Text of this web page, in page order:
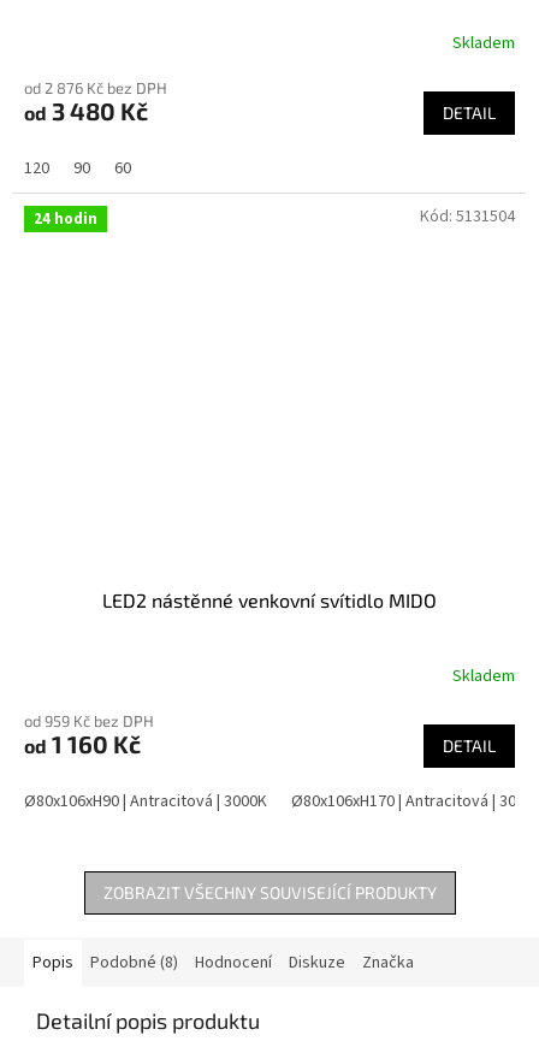
Skladem
od 2 876 Kč bez DPH
od 3 480 Kč DETAIL
120 90 60
24 hodin
LED2 nástěnné venkovní svítidlo MIDO
Skladem
od 959 Kč bez DPH
od 1 160 Kč DETAIL
Ø80x106xH90 | Antracitová | 3000K Ø80x106xH170 | Antracitová |
Kód: 5131504
ZOBRAZIT VŠECHNY SOUVISEJÍCÍ PRODUKTY
Popis Podobné (8) Hodnocení Diskuze Značka
Detailní popis produktu